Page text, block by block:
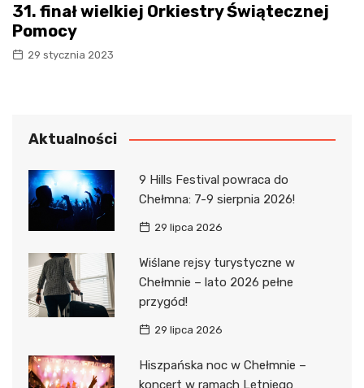
31. finał wielkiej Orkiestry Świątecznej
Pomocy
29 stycznia 2023
Aktualności
9 Hills Festival powraca do
Chełmna: 7-9 sierpnia 2026!
29 lipca 2026
Wiślane rejsy turystyczne w
Chełmnie – lato 2026 pełne
przygód!
29 lipca 2026
Hiszpańska noc w Chełmnie –
koncert w ramach Letniego